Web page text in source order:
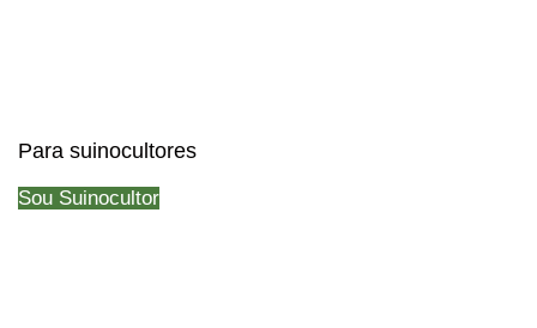
Para suinocultores
Sou Suinocultor